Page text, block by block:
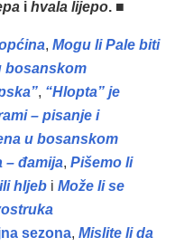
i hvala lijepo. ■
, Mogu li Pale biti
bosanskom
, “Hlopta” je
– pisanje i
u bosanskom
– đamija, Pišemo li
hljeb i Može li se
sezona, Mislite li da